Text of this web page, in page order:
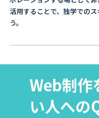
活用することで、独学での
う。
Web制作
い人への